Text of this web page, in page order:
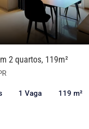
2 quartos, 119m²
1 Vaga 119 m²